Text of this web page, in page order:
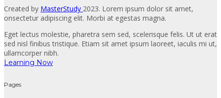
Created by MasterStudy 2023. Lorem ipsum dolor sit amet,
onsectetur adipiscing elit. Morbi at egestas magna.
Eget lectus molestie, pharetra sem sed, scelerisque felis. Ut ut erat
sed nisl finibus tristique. Etiam sit amet ipsum laoreet, iaculis mi ut,
ullamcorper nibh.
Learning Now
Pages